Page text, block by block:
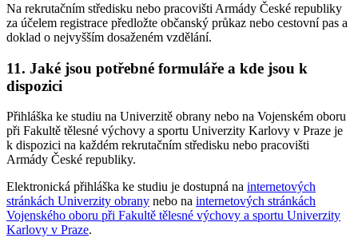
Na rekrutačním středisku nebo pracovišti Armády České republiky
za účelem registrace předložte občanský průkaz nebo cestovní pas a
doklad o nejvyšším dosaženém vzdělání.
11. Jaké jsou potřebné formuláře a kde jsou k
dispozici
Přihláška ke studiu na Univerzitě obrany nebo na Vojenském oboru
při Fakultě tělesné výchovy a sportu Univerzity Karlovy v Praze je
k dispozici na každém rekrutačním středisku nebo pracovišti
Armády České republiky.
Elektronická přihláška ke studiu je dostupná na internetových
stránkách Univerzity obrany nebo na internetových stránkách
Vojenského oboru při Fakultě tělesné výchovy a sportu Univerzity
Karlovy v Praze.